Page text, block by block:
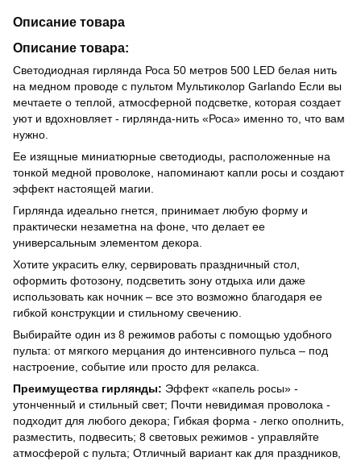
Описание товара
Описание товара:
Светодиодная гирлянда Роса 50 метров 500 LED белая нить
на медном проводе с пультом Мультиколор Garlando Если вы
мечтаете о теплой, атмосферной подсветке, которая создает
уют и вдохновляет - гирлянда-нить «Роса» именно то, что вам
нужно.
Ее изящные миниатюрные светодиоды, расположенные на
тонкой медной проволоке, напоминают капли росы и создают
эффект настоящей магии.
Гирлянда идеально гнется, принимает любую форму и
практически незаметна на фоне, что делает ее
универсальным элементом декора.
Хотите украсить елку, сервировать праздничный стол,
оформить фотозону, подсветить зону отдыха или даже
использовать как ночник – все это возможно благодаря ее
гибкой конструкции и стильному свечению.
Выбирайте один из 8 режимов работы с помощью удобного
пульта: от мягкого мерцания до интенсивного пульса – под
настроение, событие или просто для релакса.
Преимущества гирлянды: Эффект «капель росы» -
утонченный и стильный свет; Почти невидимая проволока -
подходит для любого декора; Гибкая форма - легко ополнить,
разместить, подвесить; 8 световых режимов - управляйте
атмосферой с пульта; Отличный вариант как для праздников,